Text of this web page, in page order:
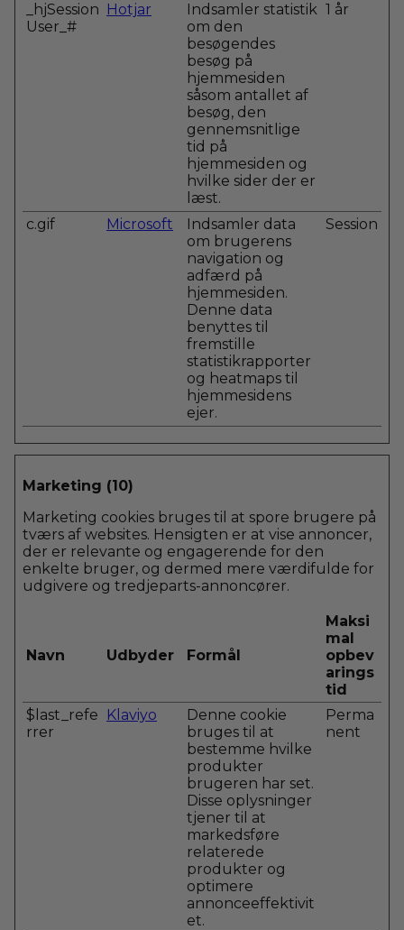
_hjSession
User_#
Hotjar
Indsamler statistik
om den
besøgendes
besøg på
hjemmesiden
såsom antallet af
besøg, den
gennemsnitlige
tid på
hjemmesiden og
hvilke sider der er
læst.
1 år
c.gif Microsoft
Indsamler data
om brugerens
navigation og
adfærd på
hjemmesiden.
Denne data
benyttes til
fremstille
statistikrapporter
og heatmaps til
hjemmesidens
ejer.
Session
Marketing (10)
Marketing cookies bruges til at spore brugere på
tværs af websites. Hensigten er at vise annoncer,
der er relevante og engagerende for den
enkelte bruger, og dermed mere værdifulde for
udgivere og tredjeparts-annoncører.
Navn Udbyder Formål
Maksi
mal
opbev
arings
tid
$last_refe
rrer
Klaviyo
Denne cookie
bruges til at
bestemme hvilke
produkter
brugeren har set.
Disse oplysninger
tjener til at
markedsføre
relaterede
produkter og
optimere
annonceeffektivit
et.
Perma
nent